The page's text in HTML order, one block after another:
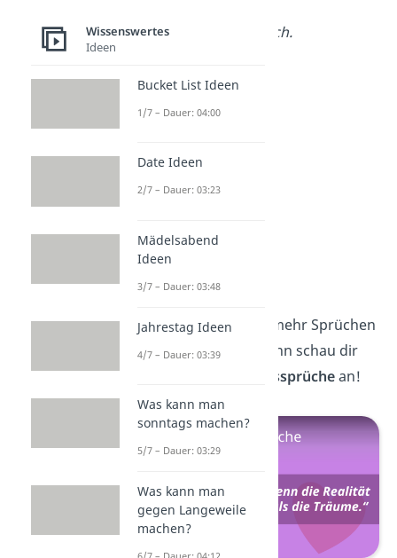
Und schlägt sie ewiglich.
Liebessprüche
Suchst du noch nach mehr Sprüchen
zum Thema Liebe? Dann schau dir
Liebessprüchean!
Wissenswertes
Ideen
Bucket List Ideen
1/7 – Dauer: 04:00
Date Ideen
2/7 – Dauer: 03:23
Mädelsabend
Ideen
3/7 – Dauer: 03:48
Jahrestag Ideen
4/7 – Dauer: 03:39
Was kann man
sonntags machen?
5/7 – Dauer: 03:29
Was kann man
gegen Langeweile
machen?